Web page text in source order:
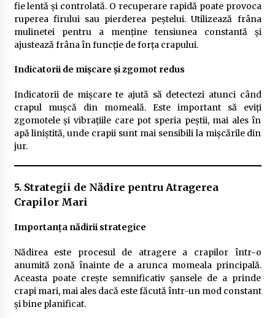
fie lentă și controlată. O recuperare rapidă poate provoca
ruperea firului sau pierderea peștelui. Utilizează frâna
mulinetei pentru a menține tensiunea constantă și
ajustează frâna în funcție de forța crapului.
Indicatorii de mișcare și zgomot redus
Indicatorii de mișcare te ajută să detectezi atunci când
crapul mușcă din momeală. Este important să eviți
zgomotele și vibrațiile care pot speria peștii, mai ales în
apă liniștită, unde crapii sunt mai sensibili la mișcările din
jur.
5. Strategii de Nădire pentru Atragerea
Crapilor Mari
Importanța nădirii strategice
Nădirea este procesul de atragere a crapilor într-o
anumită zonă înainte de a arunca momeala principală.
Aceasta poate crește semnificativ șansele de a prinde
crapi mari, mai ales dacă este făcută într-un mod constant
și bine planificat.